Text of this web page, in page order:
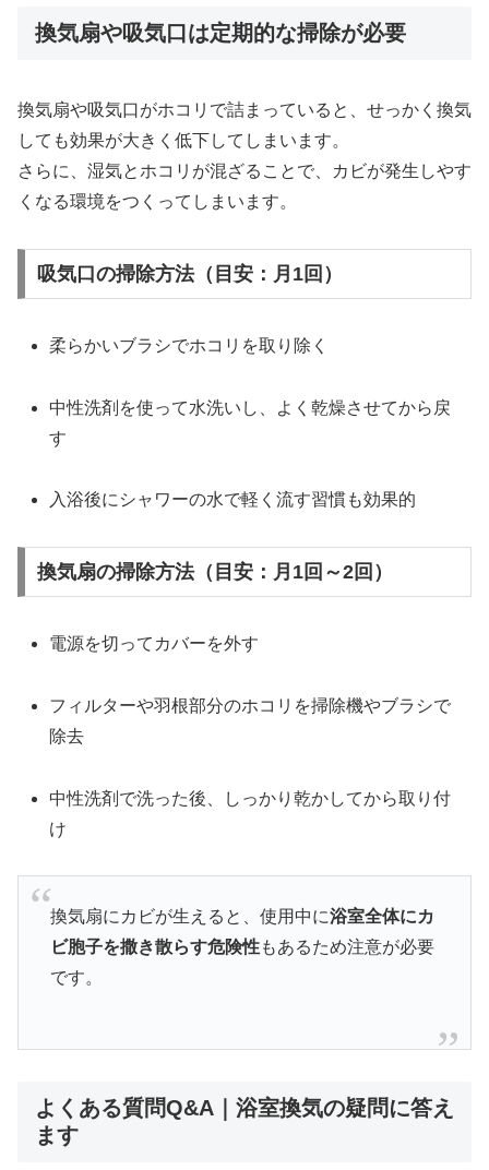
換気扇や吸気口は定期的な掃除が必要
換気扇や吸気口がホコリで詰まっていると、せっかく換気
しても効果が大きく低下してしまいます。
さらに、湿気とホコリが混ざることで、カビが発生しやす
くなる環境をつくってしまいます。
吸気口の掃除方法（目安：月1回）
柔らかいブラシでホコリを取り除く
中性洗剤を使って水洗いし、よく乾燥させてから戻
す
入浴後にシャワーの水で軽く流す習慣も効果的
換気扇の掃除方法（目安：月1回～2回）
電源を切ってカバーを外す
フィルターや羽根部分のホコリを掃除機やブラシで
除去
中性洗剤で洗った後、しっかり乾かしてから取り付
け
換気扇にカビが生えると、使用中に浴室全体にカ
ビ胞子を撒き散らす危険性もあるため注意が必要
です。
よくある質問Q&A｜浴室換気の疑問に答え
ます